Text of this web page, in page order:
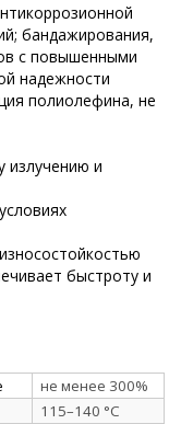
бандажирования,
с повышенными
надежности
полиолефина, не
излучению и
быстроту и
не менее 300%
115–140 °C